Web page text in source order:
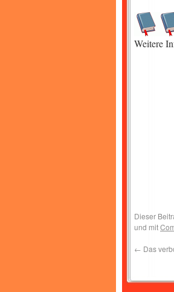
Weitere
Dieser
und mit
← Das